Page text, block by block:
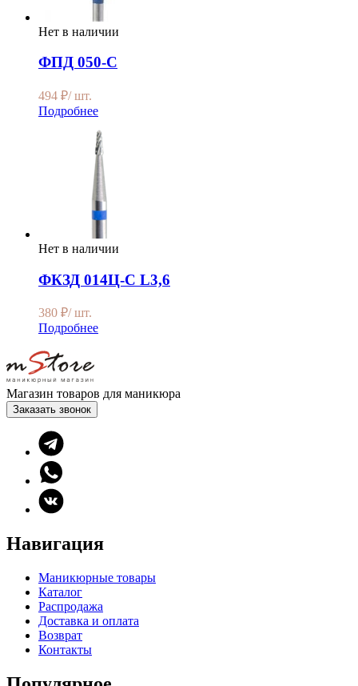
Нет в наличии
ФПД 050-С
494 ₽/ шт.
Подробнее
Нет в наличии
ФКЗД 014Ц-С L3,6
380 ₽/ шт.
Подробнее
Магазин товаров для маникюра
Заказать звонок
Навигация
Маникюрные товары
Каталог
Распродажа
Доставка и оплата
Возврат
Контакты